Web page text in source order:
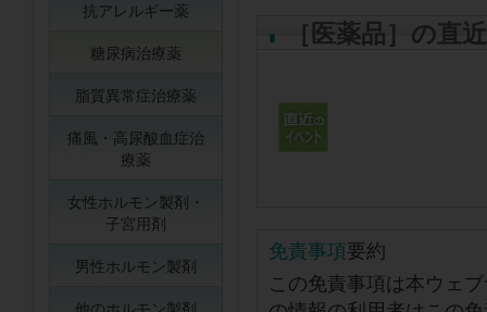
［医薬品］の直
免責事項要約
この免責事項は本ウェ
抗アレルギー薬
糖尿病治療薬
脂質異常症治療薬
痛風・高尿酸血症治
療薬
女性ホルモン製剤・
子宮用剤
男性ホルモン製剤
他のホルモン製剤